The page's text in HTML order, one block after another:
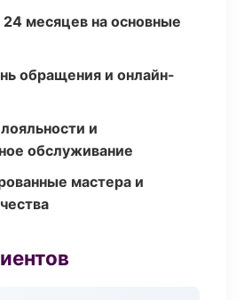
24 месяцев на основные
обращения и онлайн-
и
обслуживание
мастера и